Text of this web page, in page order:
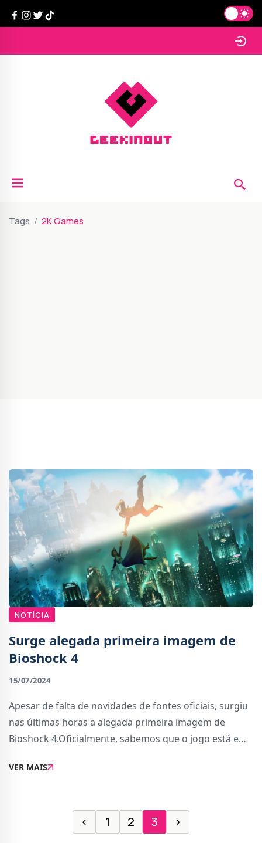
Tags 2K Games
NOTÍCIA
Surge alegada primeira imagem de
Bioshock 4
15/07/2024
Apesar de falta de novidades de fontes oficiais, surgiu
nas últimas horas a alegada primeira imagem de
Bioshock 4.Oficialmente, sabemos que o jogo está em
que recentemente o estúdio começou a co
VER MAIS
‹ 1 2 3 ›